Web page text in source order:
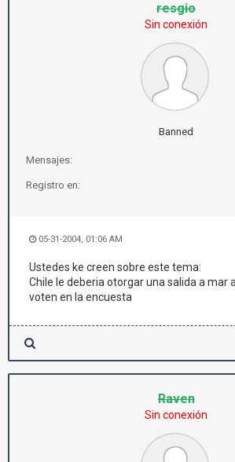
resgio
Sin conexión
Banned
Mensajes:
Registro en:
05-31-2004, 01:06 AM
Ustedes ke creen sobre este tema:
Chile le deberia otorgar una salida a mar
voten en la encuesta
Raven
Sin conexión